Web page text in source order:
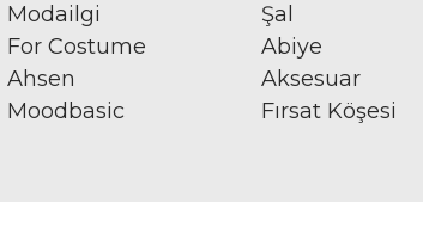
Modailgi
For Costume
Ahsen
Moodbasic
Şal
Abiye
Aksesuar
Fırsat Köşesi